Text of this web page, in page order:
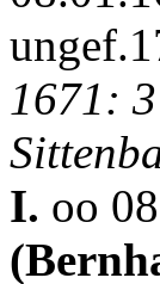
1671:
I. oo